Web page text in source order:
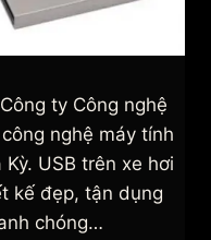
ty Công nghệ
nghệ máy tính
USB trên xe hơi
kế đẹp, tận dụng
chóng…